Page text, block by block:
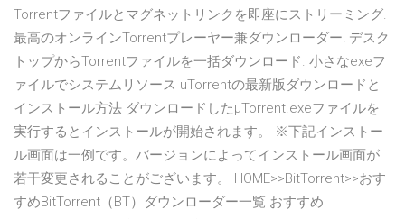
Torrentファイルとマグネットリンクを即座にストリーミング.
最高のオンラインTorrentプレーヤー兼ダウンローダー! デスク
トップからTorrentファイルを一括ダウンロード. 小さなexeフ
ァイルでシステムリソース uTorrentの最新版ダウンロードと
インストール方法 ダウンロードしたμTorrent.exeファイルを
実行するとインストールが開始されます。 ※下記インストー
ル画面は一例です。バージョンによってインストール画面が
若干変更されることがございます。 HOME>>BitTorrent>>おす
すめBitTorrent（BT）ダウンローダー一覧 おすすめ